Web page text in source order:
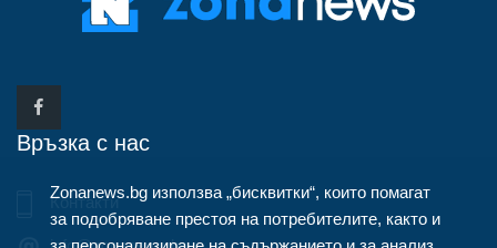
Връзка с нас
Контакти
Zonanews.bg използва „бисквитки“, които помагат
за подобряване престоя на потребителите, както и